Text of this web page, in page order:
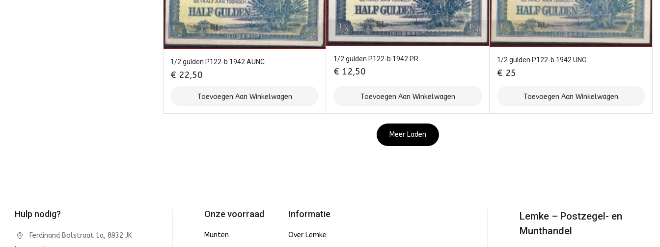
1/2 gulden P122-b 1942 AUNC
€ 22,50
Toevoegen Aan Winkelwagen
1/2 gulden P122-b 1942 PR
€ 12,50
Toevoegen Aan Winkelwagen
1/2 gulden P122-b 1942 UNC
€ 25
Toevoegen Aan Winkelwagen
Meer Laden
Hulp nodig?
Ferdinand Bolstraat 1a, 8932 JK
Onze voorraad
Munten
Informatie
Over Lemke
Lemke – Postzegel- en
Munthandel